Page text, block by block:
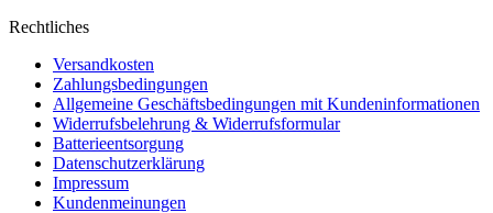
Rechtliches
Versandkosten
Zahlungsbedingungen
Allgemeine Geschäftsbedingungen mit Kundeninformationen
Widerrufsbelehrung & Widerrufsformular
Batterieentsorgung
Datenschutzerklärung
Impressum
Kundenmeinungen